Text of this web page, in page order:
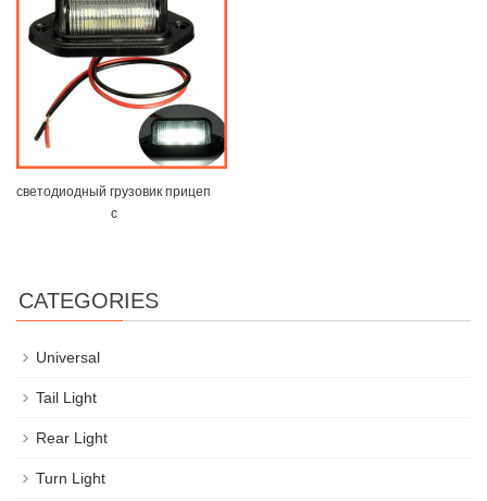
светодиодный грузовик прицеп
с
CATEGORIES
Universal
Tail Light
Rear Light
Turn Light